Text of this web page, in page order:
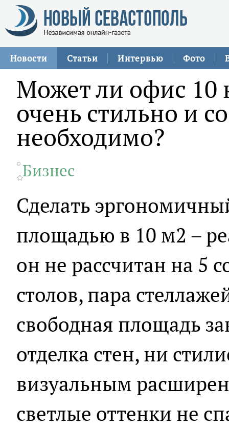
Новости Статьи Интервью Фото
Может ли офис 10
очень стильно и
необходимо?
Бизнес
Сделать
площадью в 10 м2 –
он не рассчитан на 5
столов, пара
свободная площадь
отделка стен, ни
визуальным
светлые оттенки не